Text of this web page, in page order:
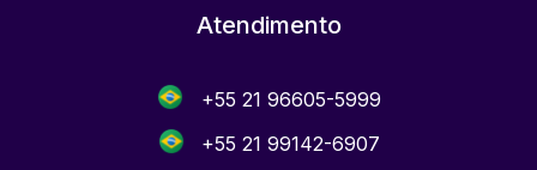
Atendimento
+55 21 96605-5999
+55 21 99142-6907